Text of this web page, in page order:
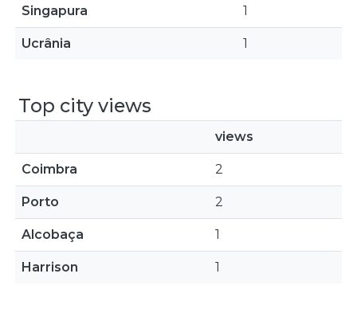
Singapura 1
Ucrânia 1
Top city views
views
Coimbra 2
Porto 2
Alcobaça 1
Harrison 1